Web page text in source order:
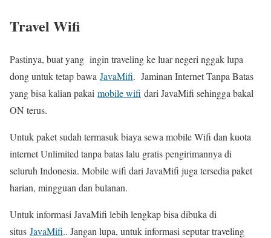
Travel Wifi
Pastinya, buat yang ingin traveling ke luar negeri nggak lupa
dong untuk tetap bawa JavaMifi. Jaminan Internet Tanpa Batas
yang bisa kalian pakai mobile wifi dari JavaMifi sehingga bakal
ON terus.
Untuk paket sudah termasuk biaya sewa mobile Wifi dan kuota
internet Unlimited tanpa batas lalu gratis pengirimannya di
seluruh Indonesia. Mobile wifi dari JavaMifi juga tersedia paket
harian, mingguan dan bulanan.
Untuk informasi JavaMifi lebih lengkap bisa dibuka di
situs JavaMifi.. Jangan lupa, untuk informasi seputar traveling